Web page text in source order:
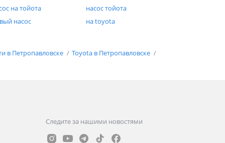
на тойота
насос тойота
насос
на toyota
в Петропавловске Toyota в Петропавловске
Следите за нашими новостями